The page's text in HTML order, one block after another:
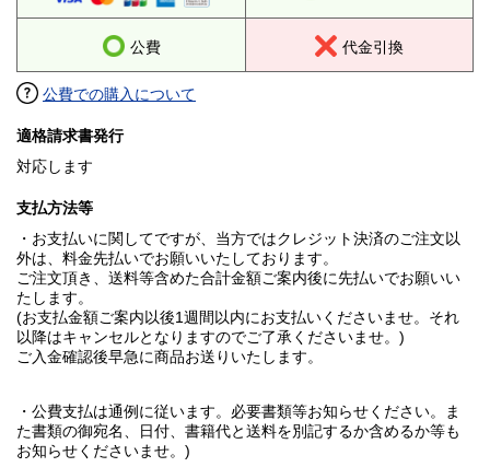
公費 代金引換
公費での購入について
適格請求書発行
対応します
支払方法等
・お支払いに関してですが、当方ではクレジット決済のご注文以
外は、料金先払いでお願いいたしております。
ご注文頂き、送料等含めた合計金額ご案内後に先払いでお願いい
たします。
(お支払金額ご案内以後1週間以内にお支払いくださいませ。それ
以降はキャンセルとなりますのでご了承くださいませ。)
ご入金確認後早急に商品お送りいたします。
・公費支払は通例に従います。必要書類等お知らせください。ま
た書類の御宛名、日付、書籍代と送料を別記するか含めるか等も
お知らせくださいませ。)